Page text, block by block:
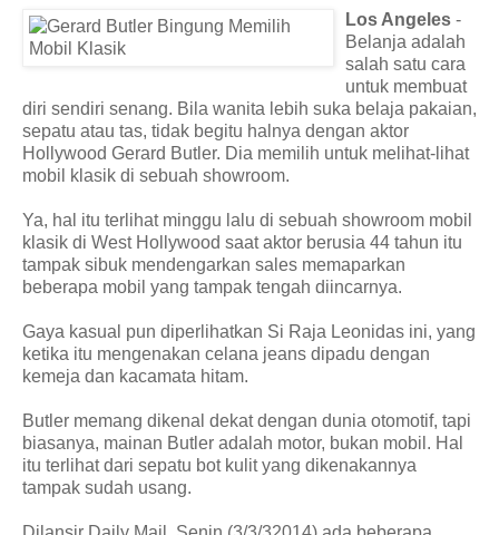
Los Angeles -
Belanja adalah
salah satu cara
untuk membuat
diri sendiri senang. Bila wanita lebih suka belaja pakaian,
sepatu atau tas, tidak begitu halnya dengan aktor
Hollywood Gerard Butler. Dia memilih untuk melihat-lihat
mobil klasik di sebuah showroom.
Ya, hal itu terlihat minggu lalu di sebuah showroom mobil
klasik di West Hollywood saat aktor berusia 44 tahun itu
tampak sibuk mendengarkan sales memaparkan
beberapa mobil yang tampak tengah diincarnya.
Gaya kasual pun diperlihatkan Si Raja Leonidas ini, yang
ketika itu mengenakan celana jeans dipadu dengan
kemeja dan kacamata hitam.
Butler memang dikenal dekat dengan dunia otomotif, tapi
biasanya, mainan Butler adalah motor, bukan mobil. Hal
itu terlihat dari sepatu bot kulit yang dikenakannya
tampak sudah usang.